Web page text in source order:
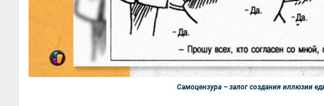
Самоцензура – залог создания иллюзии